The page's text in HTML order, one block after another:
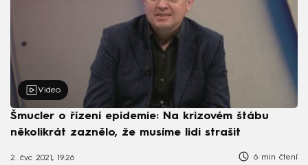
Video
Šmucler o řízení epidemie: Na krizovém štábu
několikrát zaznělo, že musíme lidi strašit
2. čvc 2021, 19:26 6 min čtení